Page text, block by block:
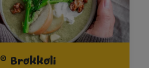
® Brokkoli